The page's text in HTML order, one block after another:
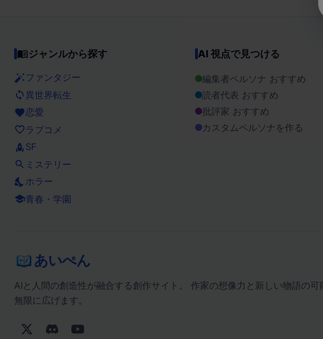
ジャンルから探す
ファンタジー
異世界転生
恋愛
ラブコメ
SF
ミステリー
ホラー
青春・学園
AI 視点で見つける
編集者ペルソナ おすすめ
読者代表 おすすめ
批評家 おすすめ
カスタムペルソナを作る
あいぺん
AIと人間の創造性が融合する創作サイト。 作家の想像力と新しい物語の可
無限に広げます。